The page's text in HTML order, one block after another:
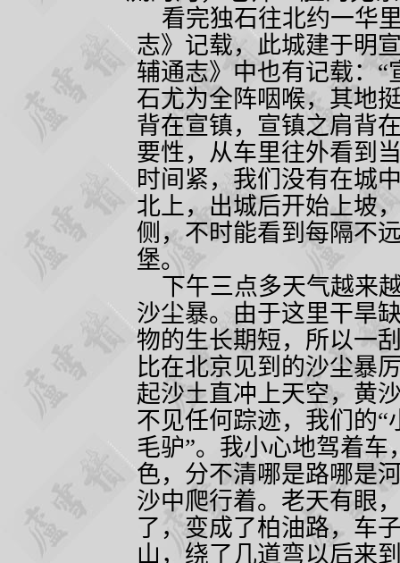
看完独石往北约一华
志》记载，此城建于明
辅通志》中也有记载：
石尤为全阵咽喉，其地
背在宣镇，宣镇之肩背
要性，从车里往外看到
时间紧，我们没有在城
北上，出城后开始上坡
侧，不时能看到每隔不
堡。
下午三点多天气越来
沙尘暴。由于这里干旱
物的生长期短，所以一
比在北京见到的沙尘暴
起沙土直冲上天空，黄
不见任何踪迹，我们的“
毛驴”。我小心地驾着
色，分不清哪是路哪是
沙中爬行着。老天有眼
了，变成了柏油路，车
山，绕了几道弯以后来